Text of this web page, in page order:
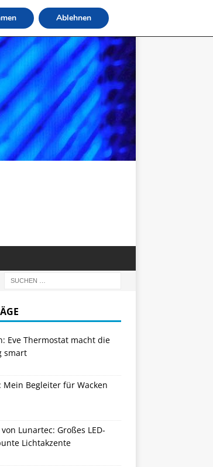
Eve Thermostat macht die
smart
Mein Begleiter für Wacken
Lunartec: Großes LED-
Lichtakzente
Ablehnen